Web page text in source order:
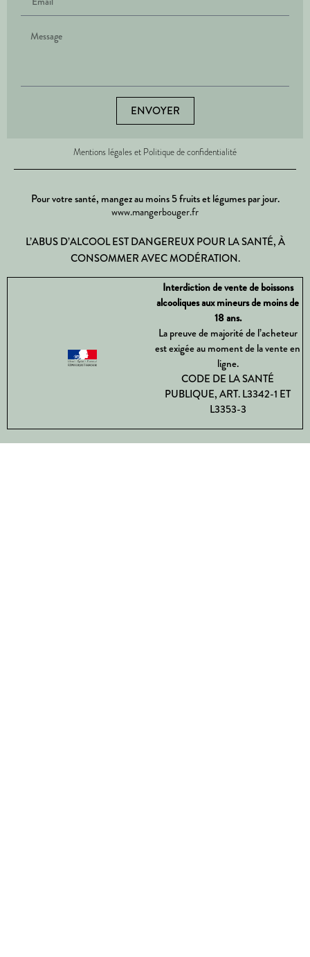
ENVOYER
Mentions légales et Politique de confidentialité
Pour votre santé, mangez au moins 5 fruits et légumes par jour.
www.mangerbouger.fr
L’ABUS D’ALCOOL EST DANGEREUX POUR LA SANTÉ, À
CONSOMMER AVEC MODÉRATION.
Interdiction de vente de boissons
alcooliques aux mineurs de moins de
18 ans.
La preuve de majorité de l’acheteur
est exigée au moment de la vente en
ligne.
CODE DE LA SANTÉ
PUBLIQUE, ART. L3342-1 ET
L3353-3